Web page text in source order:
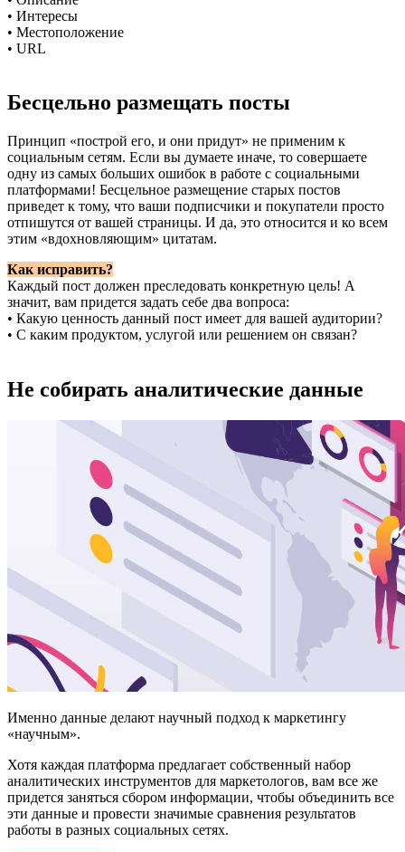
• Интересы
• Местоположение
• URL
Бесцельно размещать посты
Принцип «построй его, и они придут» не применим к
социальным сетям. Если вы думаете иначе, то совершаете
одну из самых больших ошибок в работе с социальными
платформами! Бесцельное размещение старых постов
приведет к тому, что ваши подписчики и покупатели просто
отпишутся от вашей страницы. И да, это относится и ко всем
этим «вдохновляющим» цитатам.
Как исправить?
Каждый пост должен преследовать конкретную цель! А
значит, вам придется задать себе два вопроса:
• Какую ценность данный пост имеет для вашей аудитории?
• С каким продуктом, услугой или решением он связан?
Не собирать аналитические данные
Именно данные делают научный подход к маркетингу
«научным».
Хотя каждая платформа предлагает собственный набор
аналитических инструментов для маркетологов, вам все же
придется заняться сбором информации, чтобы объединить все
эти данные и провести значимые сравнения результатов
работы в разных социальных сетях.